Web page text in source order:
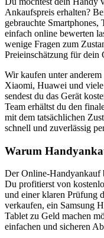
Ankaufspreis erhalten?
gebrauchte Smartphones,
einfach online bewerten
wenige Fragen zum
Preieinschätzung für dein
Wir kaufen unter
Xiaomi, Huawei und
sendest du das Gerät
Team erhältst du den
mit dem tatsächlichen
schnell und zuverlässig
Warum
Der Online-Handyankauf
Du profitierst von
und einer klaren Prüfung
verkaufen, ein Samsung
Tablet zu Geld machen
einfachen und sicheren